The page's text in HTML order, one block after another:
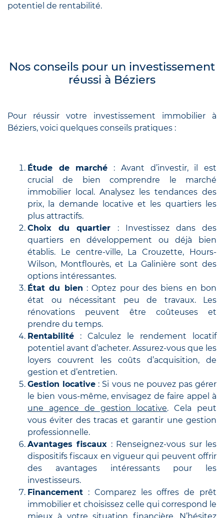
potentiel de rentabilité.
Nos conseils pour un investissement
réussi à Béziers
Pour réussir votre investissement immobilier à
Béziers, voici quelques conseils pratiques :
Étude de marché : Avant d’investir, il est
crucial de bien comprendre le marché
immobilier local. Analysez les tendances des
prix, la demande locative et les quartiers les
plus attractifs.
Choix du quartier : Investissez dans des
quartiers en développement ou déjà bien
établis. Le centre-ville, La Crouzette, Hours-
Wilson, Montflourès, et La Galinière sont des
options intéressantes.
État du bien : Optez pour des biens en bon
état ou nécessitant peu de travaux. Les
rénovations peuvent être coûteuses et
prendre du temps.
Rentabilité : Calculez le rendement locatif
potentiel avant d’acheter. Assurez-vous que les
loyers couvrent les coûts d’acquisition, de
gestion et d’entretien.
Gestion locative : Si vous ne pouvez pas gérer
le bien vous-même, envisagez de faire appel à
une agence de gestion locative. Cela peut
vous éviter des tracas et garantir une gestion
professionnelle.
Avantages fiscaux : Renseignez-vous sur les
dispositifs fiscaux en vigueur qui peuvent offrir
des avantages intéressants pour les
investisseurs.
Financement : Comparez les offres de prêt
immobilier et choisissez celle qui correspond le